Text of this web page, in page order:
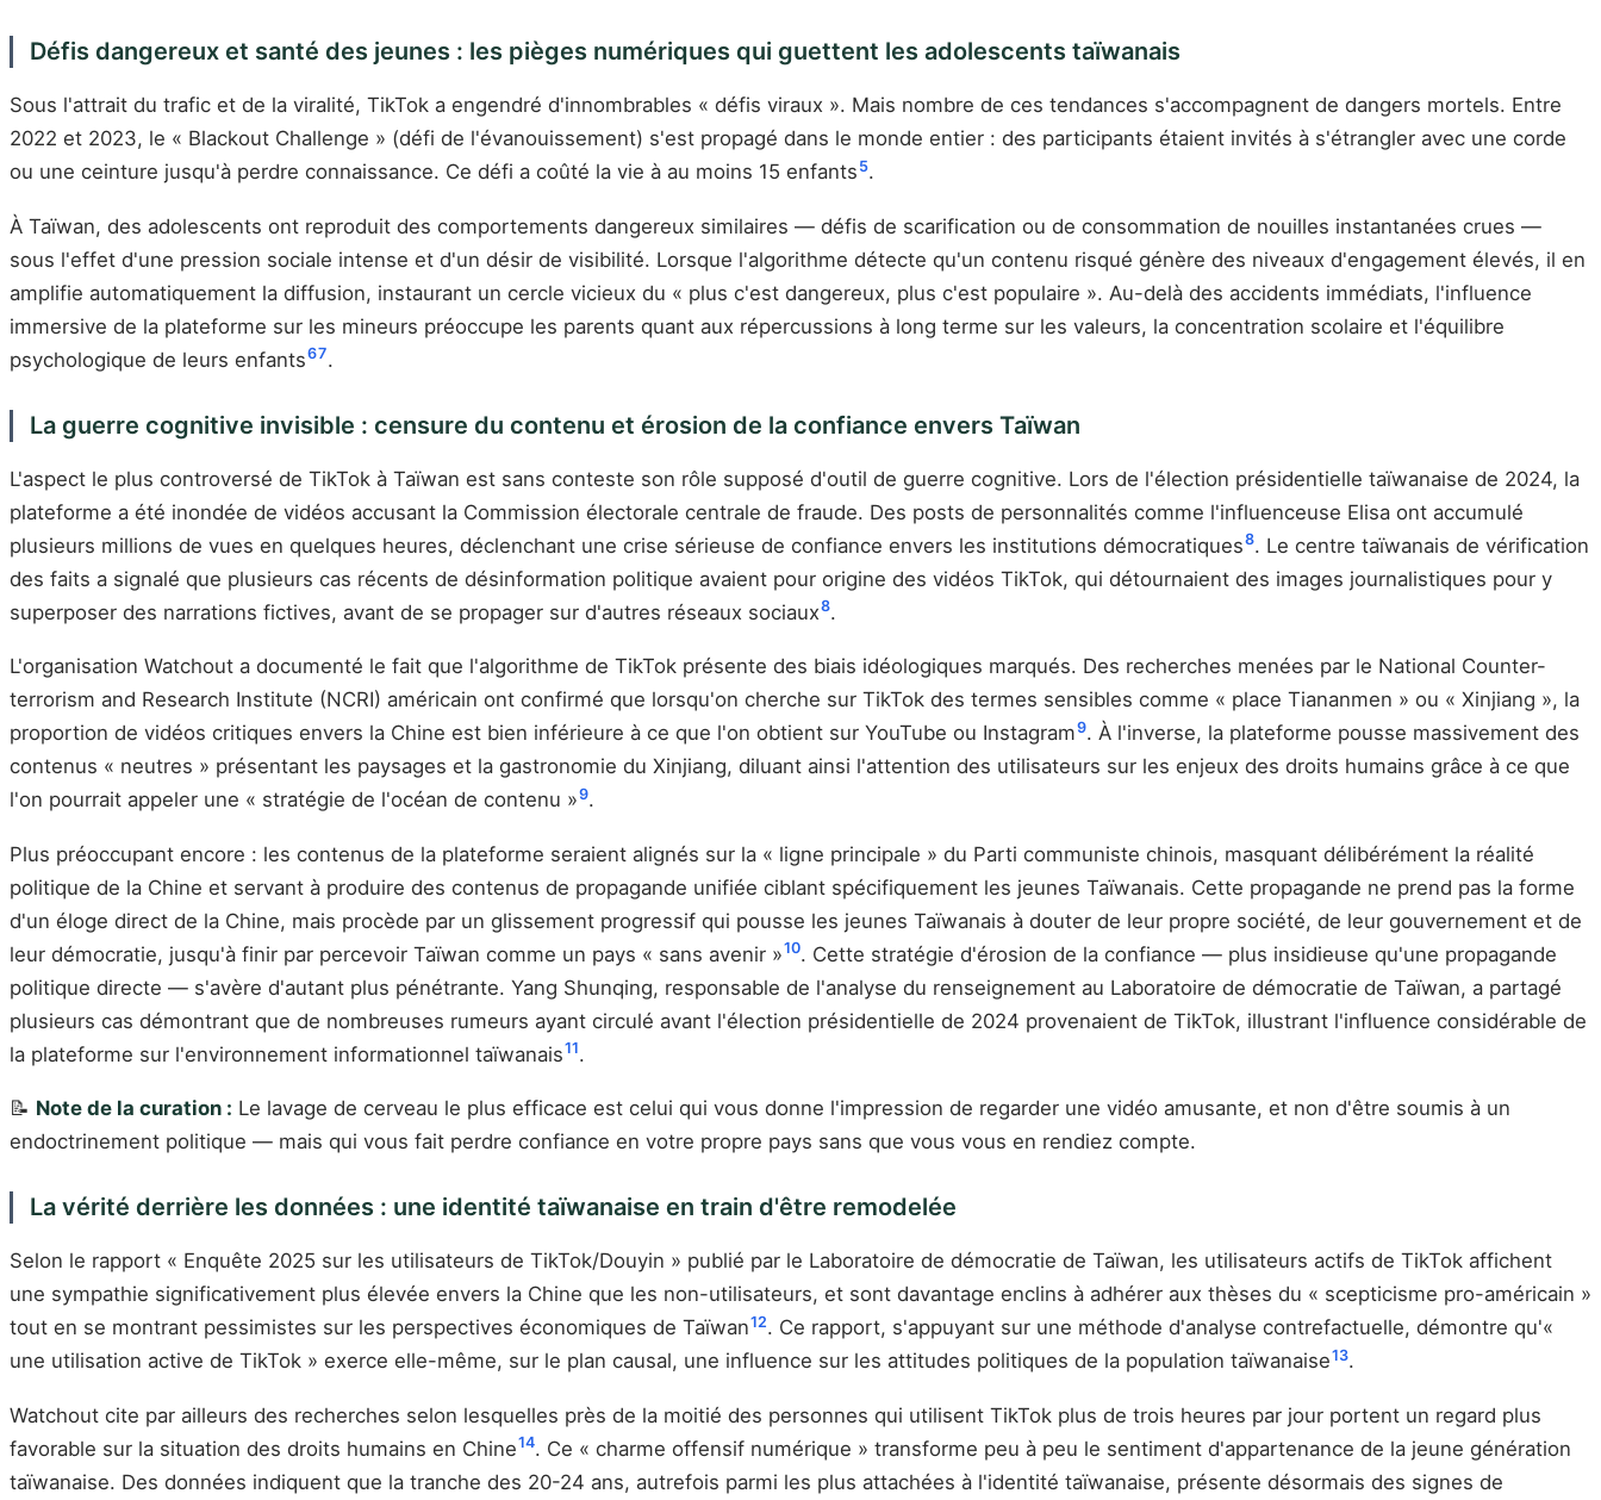
Défis dangereux et santé des jeunes : les pièges numériques qui guettent les adolescents taïwanais
Sous l'attrait du trafic et de la viralité, TikTok a engendré d'innombrables « défis viraux ». Mais nombre de ces tendances s'accompagnent de dangers mortels. Entre
2022 et 2023, le « Blackout Challenge » (défi de l'évanouissement) s'est propagé dans le monde entier : des participants étaient invités à s'étrangler avec une corde
ou une ceinture jusqu'à perdre connaissance. Ce défi a coûté la vie à au moins 15 enfants 5.
À Taïwan, des adolescents ont reproduit des comportements dangereux similaires — défis de scarification ou de consommation de nouilles instantanées crues —
sous l'effet d'une pression sociale intense et d'un désir de visibilité. Lorsque l'algorithme détecte qu'un contenu risqué génère des niveaux d'engagement élevés, il en
amplifie automatiquement la diffusion, instaurant un cercle vicieux du « plus c'est dangereux, plus c'est populaire ». Au-delà des accidents immédiats, l'influence
immersive de la plateforme sur les mineurs préoccupe les parents quant aux répercussions à long terme sur les valeurs, la concentration scolaire et l'équilibre
psychologique de leurs enfants67.
La guerre cognitive invisible : censure du contenu et érosion de la confiance envers Taïwan
L'aspect le plus controversé de TikTok à Taïwan est sans conteste son rôle supposé d'outil de guerre cognitive. Lors de l'élection présidentielle taïwanaise de 2024, la
plateforme a été inondée de vidéos accusant la Commission électorale centrale de fraude. Des posts de personnalités comme l'influenceuse Elisa ont accumulé
plusieurs millions de vues en quelques heures, déclenchant une crise sérieuse de confiance envers les institutions démocratiques8. Le centre taïwanais de vérification
des faits a signalé que plusieurs cas récents de désinformation politique avaient pour origine des vidéos TikTok, qui détournaient des images journalistiques pour y
superposer des narrations fictives, avant de se propager sur d'autres réseaux sociaux8.
L'organisation Watchout a documenté le fait que l'algorithme de TikTok présente des biais idéologiques marqués. Des recherches menées par le National Counter-
terrorism and Research Institute (NCRI) américain ont confirmé que lorsqu'on cherche sur TikTok des termes sensibles comme « place Tiananmen » ou « Xinjiang », la
proportion de vidéos critiques envers la Chine est bien inférieure à ce que l'on obtient sur YouTube ou Instagram9. À l'inverse, la plateforme pousse massivement des
contenus « neutres » présentant les paysages et la gastronomie du Xinjiang, diluant ainsi l'attention des utilisateurs sur les enjeux des droits humains grâce à ce que
l'on pourrait appeler une « stratégie de l'océan de contenu »9.
Plus préoccupant encore : les contenus de la plateforme seraient alignés sur la « ligne principale » du Parti communiste chinois, masquant délibérément la réalité
politique de la Chine et servant à produire des contenus de propagande unifiée ciblant spécifiquement les jeunes Taïwanais. Cette propagande ne prend pas la forme
d'un éloge direct de la Chine, mais procède par un glissement progressif qui pousse les jeunes Taïwanais à douter de leur propre société, de leur gouvernement et de
leur démocratie, jusqu'à finir par percevoir Taïwan comme un pays « sans avenir »10. Cette stratégie d'érosion de la confiance — plus insidieuse qu'une propagande
politique directe — s'avère d'autant plus pénétrante. Yang Shunqing, responsable de l'analyse du renseignement au Laboratoire de démocratie de Taïwan, a partagé
plusieurs cas démontrant que de nombreuses rumeurs ayant circulé avant l'élection présidentielle de 2024 provenaient de TikTok, illustrant l'influence considérable de
la plateforme sur l'environnement informationnel taïwanais11.
📝 Note de la curation : Le lavage de cerveau le plus efficace est celui qui vous donne l'impression de regarder une vidéo amusante, et non d'être soumis à un
endoctrinement politique — mais qui vous fait perdre confiance en votre propre pays sans que vous vous en rendiez compte.
La vérité derrière les données : une identité taïwanaise en train d'être remodelée
Selon le rapport « Enquête 2025 sur les utilisateurs de TikTok/Douyin » publié par le Laboratoire de démocratie de Taïwan, les utilisateurs actifs de TikTok affichent
une sympathie significativement plus élevée envers la Chine que les non-utilisateurs, et sont davantage enclins à adhérer aux thèses du « scepticisme pro-américain »
tout en se montrant pessimistes sur les perspectives économiques de Taïwan12. Ce rapport, s'appuyant sur une méthode d'analyse contrefactuelle, démontre qu'«
une utilisation active de TikTok » exerce elle-même, sur le plan causal, une influence sur les attitudes politiques de la population taïwanaise13.
Watchout cite par ailleurs des recherches selon lesquelles près de la moitié des personnes qui utilisent TikTok plus de trois heures par jour portent un regard plus
favorable sur la situation des droits humains en Chine14. Ce « charme offensif numérique » transforme peu à peu le sentiment d'appartenance de la jeune génération
taïwanaise. Des données indiquent que la tranche des 20-24 ans, autrefois parmi les plus attachées à l'identité taïwanaise, présente désormais des signes de